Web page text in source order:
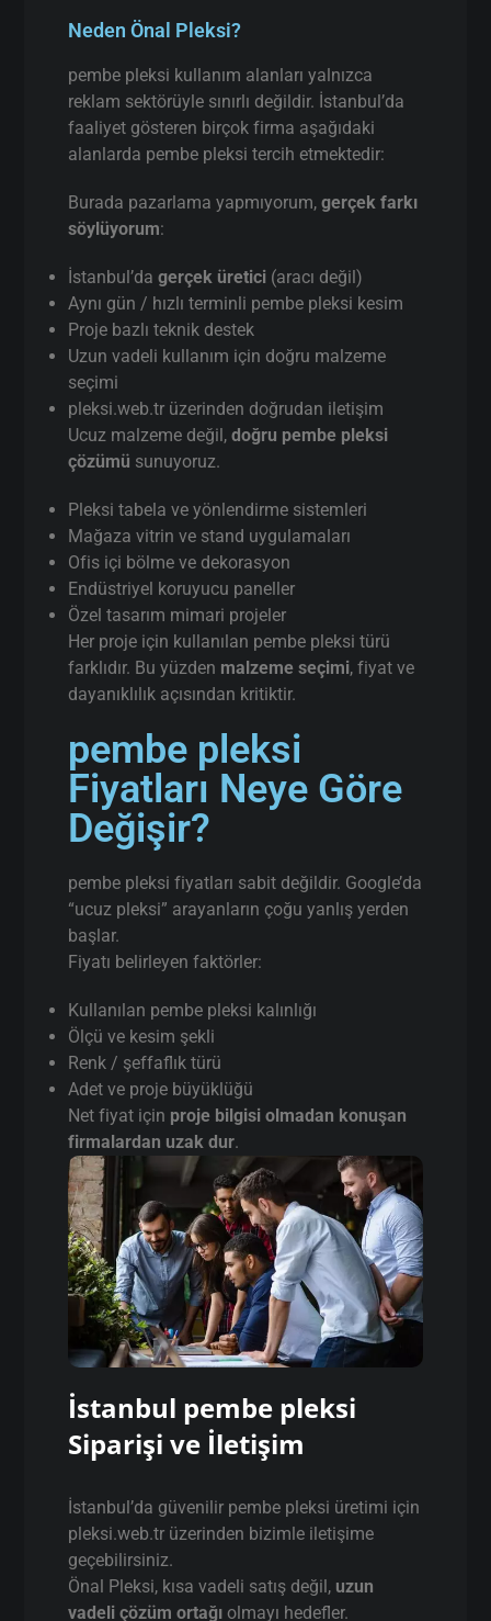
Neden Önal Pleksi?
pembe pleksi kullanım alanları yalnızca
reklam sektörüyle sınırlı değildir. İstanbul’da
faaliyet gösteren birçok firma aşağıdaki
alanlarda pembe pleksi tercih etmektedir:
Burada pazarlama yapmıyorum,
İstanbul’dagerçek üretici(aracı değil)
Aynı gün / hızlı terminli pembe pleksi kesim
Proje bazlı teknik destek
Uzun vadeli kullanım için doğru malzeme
seçimi
pleksi.web.tr üzerinden doğrudan iletişim
Ucuz malzeme değil,doğru pembe pleksi
sunuyoruz.
Pleksi tabela ve yönlendirme sistemleri
Mağaza vitrin ve stand uygulamaları
Ofis içi bölme ve dekorasyon
Endüstriyel koruyucu paneller
Özel tasarım mimari projeler
Her proje için kullanılan pembe pleksi türü
farklıdır. Bu yüzden
dayanıklılık açısından kritiktir.
pembe pleksi
Fiyatları Neye Göre
Değişir?
pembe pleksi fiyatları sabit değildir. Google’da
“ucuz pleksi” arayanların çoğu yanlış yerden
başlar.
Fiyatı belirleyen faktörler:
Kullanılan pembe pleksi kalınlığı
Ölçü ve kesim şekli
Renk / şeffaflık türü
Adet ve proje büyüklüğü
firmalardan uzak dur.